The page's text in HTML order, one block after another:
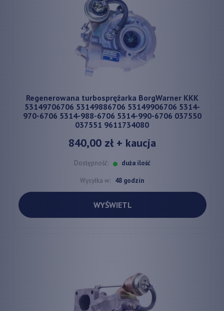
Regenerowana turbosprężarka BorgWarner KKK
53149706706 53149886706 53149906706 5314-
970-6706 5314-988-6706 5314-990-6706 037550
037551 9611734080
840,00 zł+ kaucja
Dostępność: duża ilość
Wysyłka w: 48 godzin
WYŚWIETL